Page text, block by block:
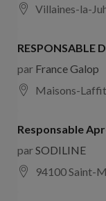
Villaines-la-
RESPONSABLE
par France Galop
Maisons-
Responsable
parSODILINE
94100 Saint-